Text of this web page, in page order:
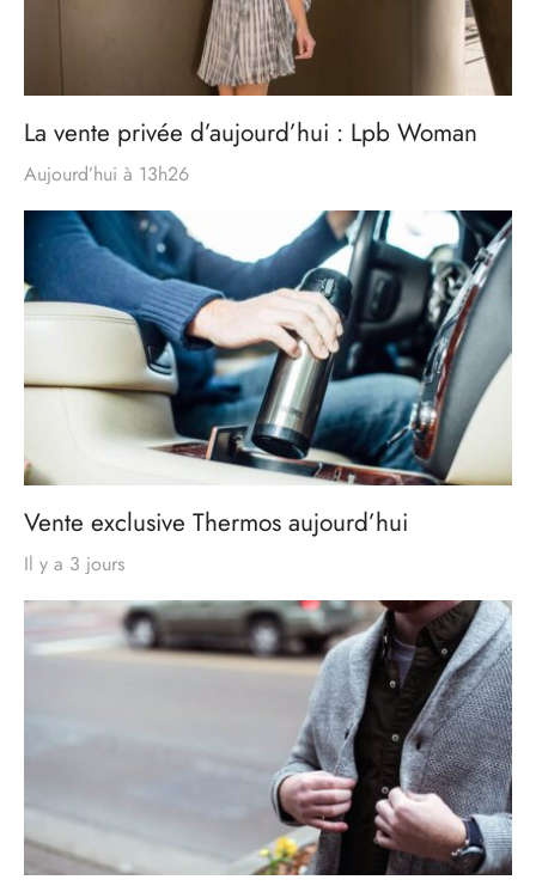
La vente privée d’aujourd’hui : Lpb Woman
Aujourd’hui à 13h26
Vente exclusive Thermos aujourd’hui
Il y a 3 jours